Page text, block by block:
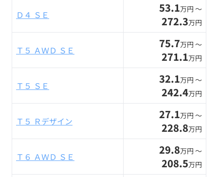
Ｄ４ ＳＥ 53.1万円 〜
272.3万円
Ｔ５ ＡＷＤ ＳＥ 75.7万円 〜
271.1万円
Ｔ５ ＳＥ 32.1万円 〜
242.4万円
Ｔ５ Ｒデザイン 27.1万円 〜
228.8万円
Ｔ６ ＡＷＤ ＳＥ 29.8万円 〜
208.5万円